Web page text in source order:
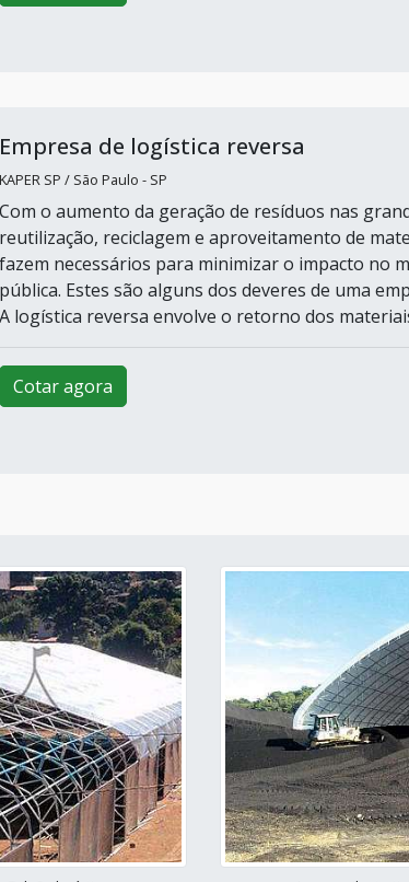
Empresa de logística reversa
KAPER SP / São Paulo - SP
Com o aumento da geração de resíduos nas
reutilização, reciclagem e aproveitamento de
fazem necessários para minimizar o impacto no
pública. Estes são alguns dos deveres de uma
A logística reversa envolve o retorno dos
Cotar agora